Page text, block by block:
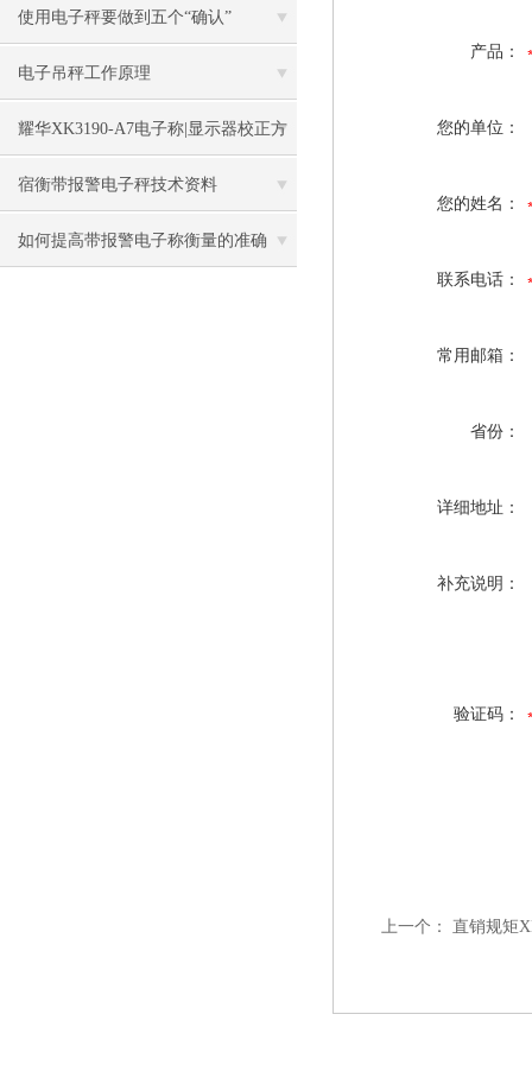
使用电子秤要做到五个“确认”
电子吊秤工作原理
耀华XK3190-A7电子称|显示器校正方
法
宿衡带报警电子秤技术资料
如何提高带报警电子称衡量的准确
产品：
您的单位：
您的姓名：
联系电话：
常用邮箱：
省份：
详细地址：
补充说明：
验证码：
上一个： 直销规矩